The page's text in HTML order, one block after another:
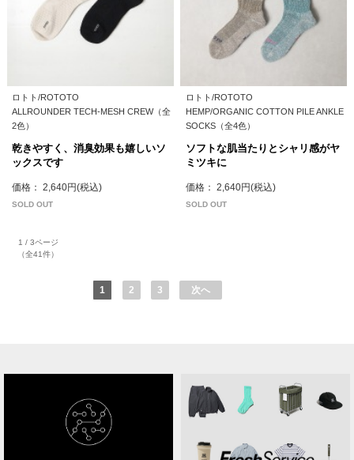
ロトト/ROTOTO
ALLROUNDER TECH-MESH CREW（全
2色）
乾きやすく、消臭効果も嬉しいソ
ックスです
価格： 2,640円(税込)
SOLD OUT
ロトト/ROTOTO
HEMP/ORGANIC COTTON PILE ANKLE
SOCKS（全4色）
ソフトな肌当たりとシャリ感がヤ
ミツキに
価格： 2,640円(税込)
SOLD OUT
1 / 3ページ
（全41件）
1 2 3 次へ